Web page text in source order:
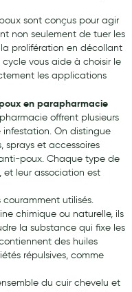
sont conçus pour agir
non seulement de tuer les
la prolifération en décollant
vous aide à choisir le
les applications
en parapharmacie
offrent plusieurs
On distingue
sprays et accessoires
poux. Chaque type de
et leur association est
couramment utilisés.
chimique ou naturelle, ils
la substance qui fixe les
des huiles
répulsives, comme
du cuir chevelu et